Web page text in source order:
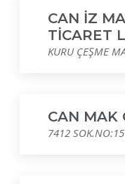
CAN İZ
TİCARET
KURU ÇEŞME
CAN MAK
7412